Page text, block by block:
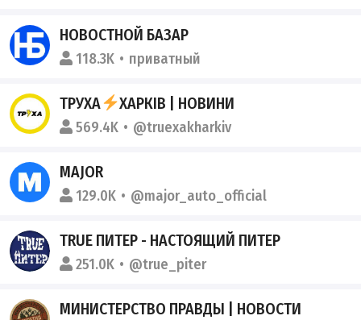
НОВОСТНОЙ БАЗАР
118.3K приватный
ТРУХА ХАРКІВ | НОВИНИ
569.4K @truexakharkiv
MAJOR
129.0K @major_auto_official
TRUE ПИТЕР - НАСТОЯЩИЙ ПИТЕР
251.0K @true_piter
МИНИСТЕРСТВО ПРАВДЫ | НОВОСТИ